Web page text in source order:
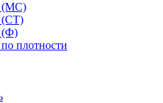
(МС)
(Ф)
плотности